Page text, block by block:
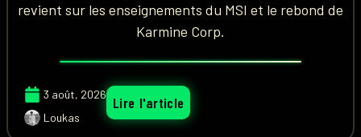
revient sur les enseignements du MSI et le rebond de
Karmine Corp.
3 août, 2026
Loukas
Lire l'article